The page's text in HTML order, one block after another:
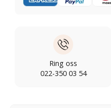
Ring oss
022-350 03 54